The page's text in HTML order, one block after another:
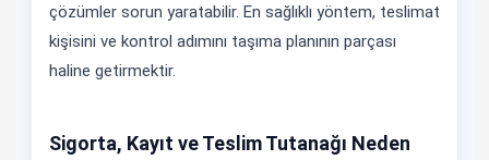
çözümler sorun yaratabilir. En sağlıklı yöntem, teslimat
kişisini ve kontrol adımını taşıma planının parçası
haline getirmektir.
Sigorta, Kayıt ve Teslim Tutanağı Neden